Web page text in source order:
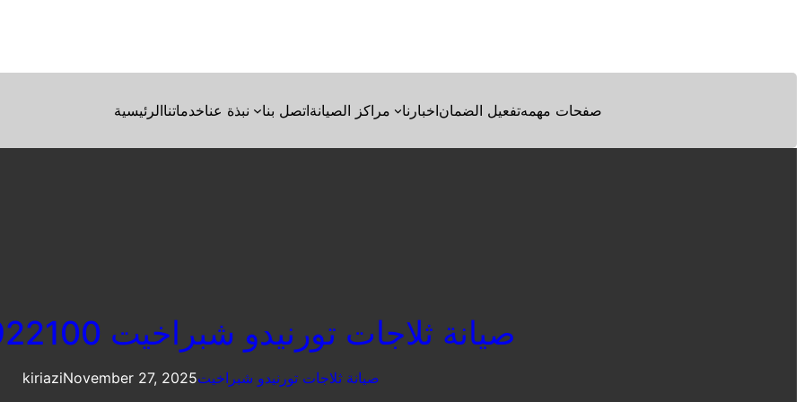
الرئيسيةخدماتنانبذة عنا اتصل بنامراكز الصيانة اخبارناتفعيل الضمانصفحات مهمه
صيانة ثلاجات تورنيدو شبراخيت 01096922100
kiriaziNovember 27, 2025صيانة ثلاجات تورنيدو شبراخيت